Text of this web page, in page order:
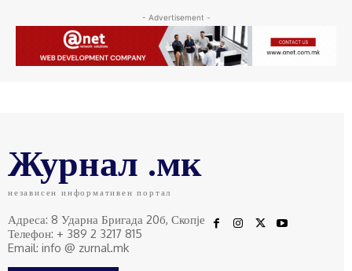
- Advertisement -
Журнал .мк
независен информативен портал
Адреса: 8 Ударна Бригада 20б, Скопје
Телефон: + 389 2 3217 815
Email: info @ zurnal.mk